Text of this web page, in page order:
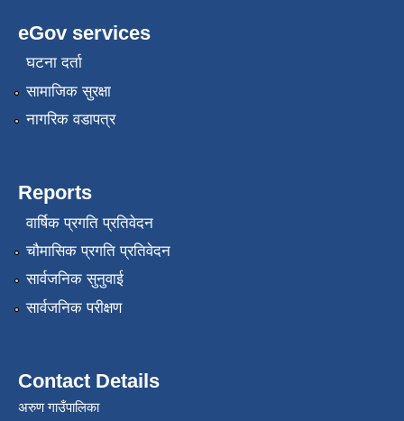
eGov services
घटना दर्ता
सामाजिक सुरक्षा
नागरिक वडापत्र
Reports
वार्षिक प्रगति प्रतिवेदन
चौमासिक प्रगति प्रतिवेदन
सार्वजनिक सुनुवाई
सार्वजनिक परीक्षण
Contact Details
अरुण गाउँपालिका